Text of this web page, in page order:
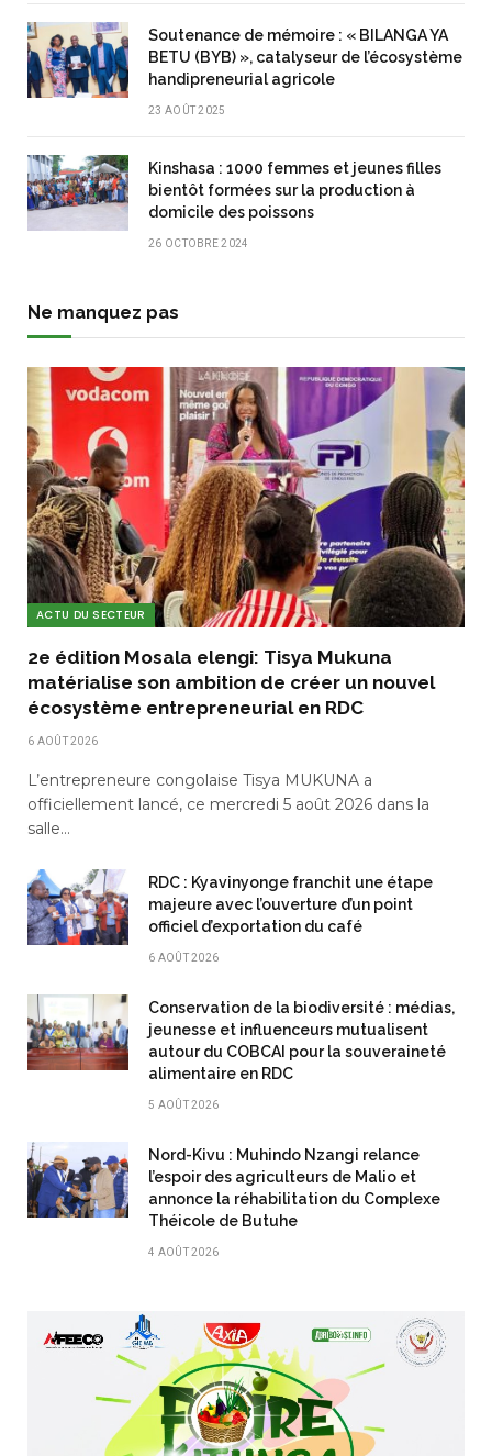
Soutenance de mémoire : « BILANGA YA
BETU (BYB) », catalyseur de l’écosystème
handipreneurial agricole
23 AOÛT 2025
Kinshasa : 1000 femmes et jeunes filles
bientôt formées sur la production à
domicile des poissons
26 OCTOBRE 2024
Ne manquez pas
ACTU DU SECTEUR
2e édition Mosala elengi: Tisya Mukuna
matérialise son ambition de créer un nouvel
écosystème entrepreneurial en RDC
6 AOÛT 2026
L’entrepreneure congolaise Tisya MUKUNA a
officiellement lancé, ce mercredi 5 août 2026 dans la
salle…
RDC : Kyavinyonge franchit une étape
majeure avec l’ouverture d’un point
officiel d’exportation du café
6 AOÛT 2026
Conservation de la biodiversité : médias,
jeunesse et influenceurs mutualisent
autour du COBCAI pour la souveraineté
alimentaire en RDC
5 AOÛT 2026
Nord-Kivu : Muhindo Nzangi relance
l’espoir des agriculteurs de Malio et
annonce la réhabilitation du Complexe
Théicole de Butuhe
4 AOÛT 2026